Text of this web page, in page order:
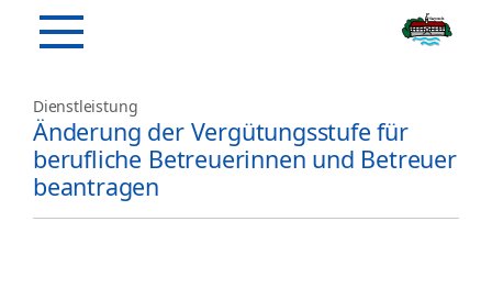
Dienstleistung
Änderung der Vergütungsstufe für
berufliche Betreuerinnen und Betreuer
beantragen